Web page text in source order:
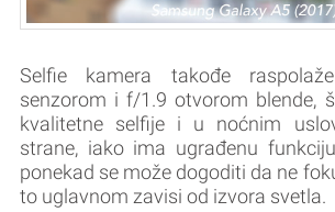
Selfie kamera takođe
senzorom i f/1.9 otvorom blende,
kvalitetne selfije i u noćnim
strane, iako ima ugrađenu
ponekad se može dogoditi da ne
to uglavnom zavisi od izvora svetla.